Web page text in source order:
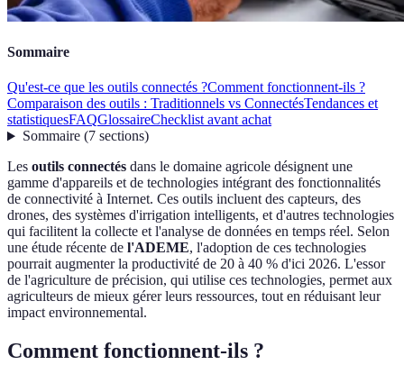
Sommaire
Qu'est-ce que les outils connectés ?Comment fonctionnent-ils ?
Comparaison des outils : Traditionnels vs ConnectésTendances et
statistiquesFAQGlossaireChecklist avant achat
Sommaire(7 sections)
Les outils connectés dans le domaine agricole désignent une
gamme d'appareils et de technologies intégrant des fonctionnalités
de connectivité à Internet. Ces outils incluent des capteurs, des
drones, des systèmes d'irrigation intelligents, et d'autres technologies
qui facilitent la collecte et l'analyse de données en temps réel. Selon
une étude récente de l'ADEME, l'adoption de ces technologies
pourrait augmenter la productivité de 20 à 40 % d'ici 2026. L'essor
de l'agriculture de précision, qui utilise ces technologies, permet aux
agriculteurs de mieux gérer leurs ressources, tout en réduisant leur
impact environnemental.
Comment fonctionnent-ils ?